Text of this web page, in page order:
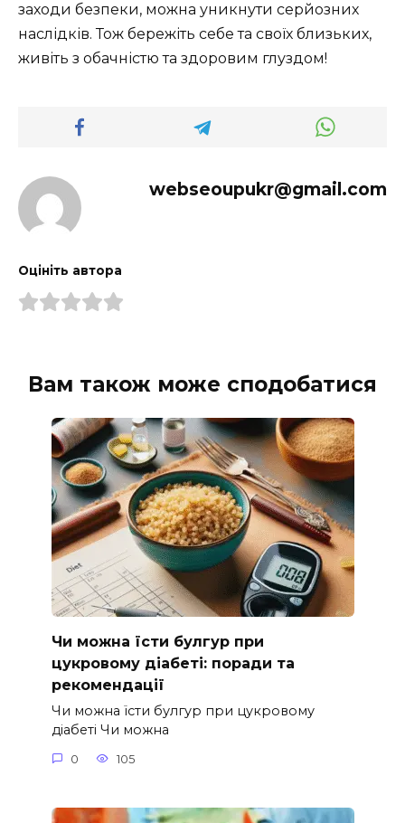
заходи безпеки, можна уникнути серйозних
наслідків. Тож бережіть себе та своїх близьких,
живіть з обачністю та здоровим глуздом!
webseoupukr@gmail.com
Оцініть автора
Вам також може сподобатися
Чи можна їсти булгур при
цукровому діабеті: поради та
рекомендації
Чи можна їсти булгур при цукровому
діабеті Чи можна
0 105